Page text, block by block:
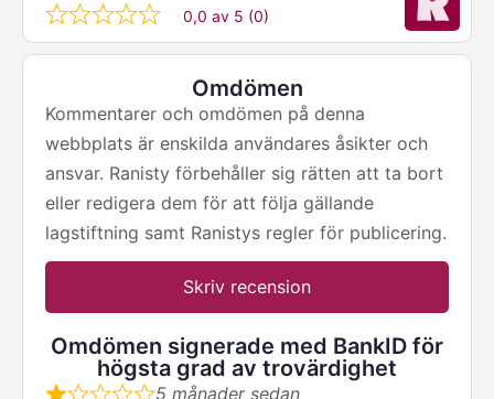
0,0 av 5 (0)
Omdömen
Kommentarer och omdömen på denna
webbplats är enskilda användares åsikter och
ansvar. Ranisty förbehåller sig rätten att ta bort
eller redigera dem för att följa gällande
lagstiftning samt Ranistys regler för publicering.
Skriv recension
Omdömen signerade med BankID för
högsta grad av trovärdighet
5 månader sedan